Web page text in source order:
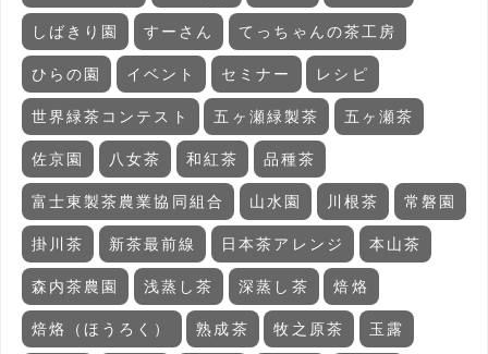
しばきり園 すーさん てっちゃんの茶工房
ひらの園 イベント セミナー レシピ
世界緑茶コンテスト 五ヶ瀬緑製茶 五ヶ瀬茶
佐京園 八女茶 和紅茶 品種茶
富士東製茶農業協同組合 山水園 川根茶 常磐園
掛川茶 新茶最前線 日本茶アレンジ 本山茶
森内茶農園 浅蒸し茶 深蒸し茶 焙烙
焙烙（ほうろく） 熟成茶 牧之原茶 玉露